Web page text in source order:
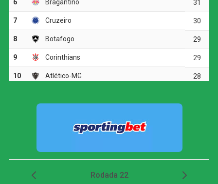
voltou a ameaçar aos 20 minutos. Matheuzinho recuperou
a bola no meio-campo e acionou Yuri Alberto. O atacante
dominou, girou diante da marcação e finalizou com
potência da entrada da área, obrigando Santos a fazer
outra grande intervenção.
Grêmio vence o Mirassol e avança às quartas de
Dois minutos mais tarde, Yuri Alberto recebeu um
lançamento de Allan, invadiu a área, mas não conseguiu
cobrança de escanteio. Gilberto desviou a bola na